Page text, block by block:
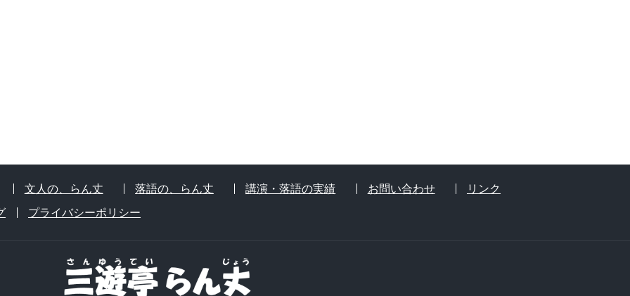
文人の、らん丈 落語の、らん丈 講演・落語の実績 お問い合わせ
リンク
プライバシーポリシー